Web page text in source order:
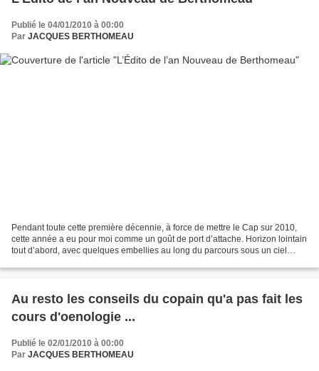
Publié le 04/01/2010 à 00:00
Par JACQUES BERTHOMEAU
Pendant toute cette première décennie, à force de mettre le Cap sur 2010,
cette année a eu pour moi comme un goût de port d’attache. Horizon lointain
tout d’abord, avec quelques embellies au long du parcours sous un ciel
Au resto les conseils du copain qu'a pas fait les
cours d'oenologie ...
Publié le 02/01/2010 à 00:00
Par JACQUES BERTHOMEAU